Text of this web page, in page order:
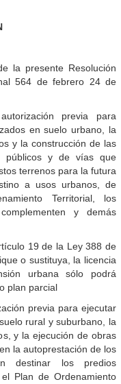
la presente Resolución
564 de febrero 24 de
previa para
en suelo urbano, la
y la construcción de las
públicos y de vías que
terrenos para la futura
a usos urbanos, de
Territorial, los
y demás
19 de la Ley 388 de
o sustituya, la licencia
urbana sólo podrá
plan parcial
previa para ejecutar
rural y suburbano, la
y la ejecución de obras
la autoprestación de los
destinar los predios
Plan de Ordenamiento